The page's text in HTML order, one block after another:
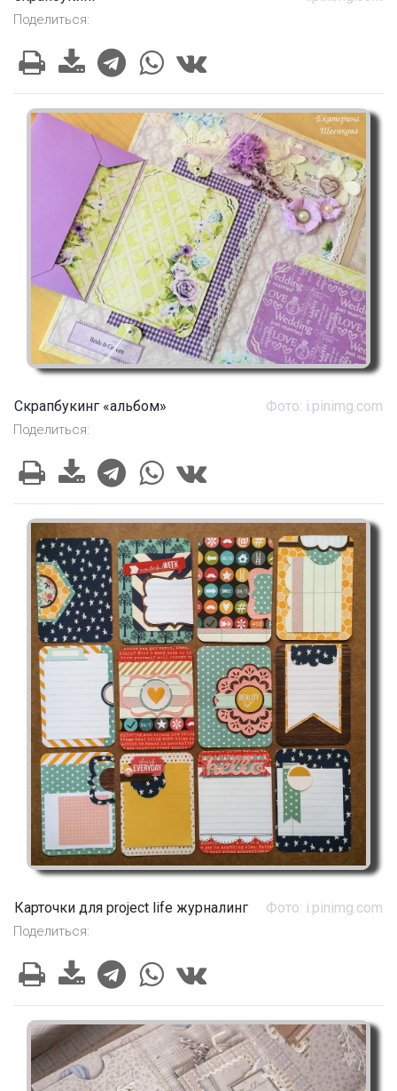
Поделиться:
Скрапбукинг «альбом» Фото: i.pinimg.com
Поделиться:
Карточки для project life журналинг Фото: i.pinimg.com
Поделиться: